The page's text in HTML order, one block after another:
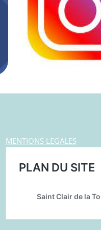
MENTIONS LEGALES